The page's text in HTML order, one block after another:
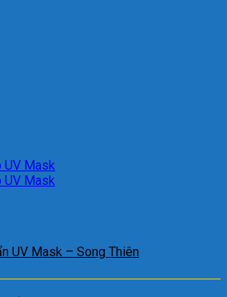
UV Mask – Song Thiên